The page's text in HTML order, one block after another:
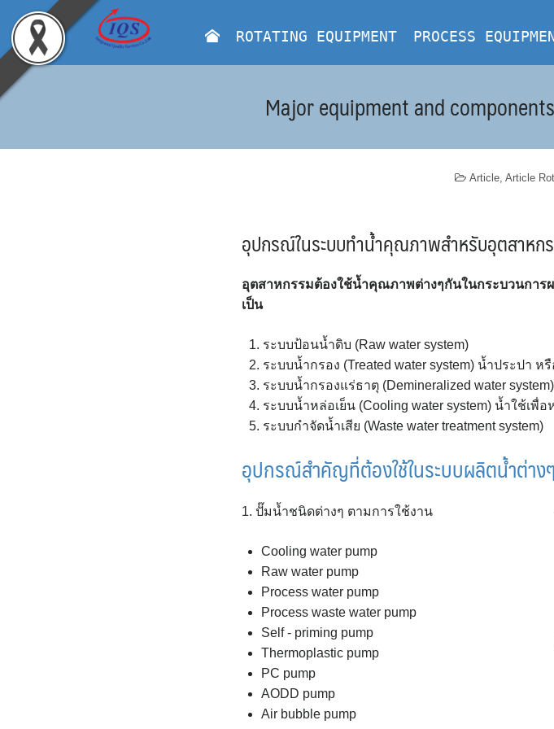
content
ROTATING EQUIPMENT PROCESS
Major equipment and
Article, Article
อุปกรณ์ในระบบทำน้ำคุณภาพสำหรับอุตสาหก
อุตสาหกรรมต้องใช้น้ำคุณภาพต่างๆกันในกระบวนการ
เป็น
ระบบป้อนน้ำดิบ (Raw water system)
ระบบน้ำกรอง (Treated water system) น้ำประปา ห
ระบบน้ำกรองแร่ธาตุ (Demineralized water
ระบบน้ำหล่อเย็น (Cooling water system) น้ำใช้เ
ระบบกำจัดน้ำเสีย (Waste water treatment system)
อุปกรณ์สำคัญที่ต้องใช้ในระบบผลิตน้ำต่าง
1. ปั๊มน้ำชนิดต่างๆ ตามการใช้งาน
Cooling water pump
Raw water pump
Process water pump
Process waste water pump
Self - priming pump
Thermoplastic pump
PC pump
AODD pump
Air bubble pump